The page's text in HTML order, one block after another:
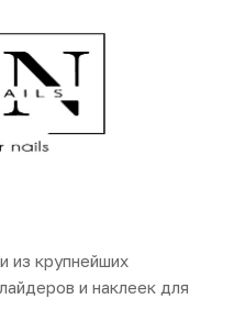
из крупнейших
и наклеек для